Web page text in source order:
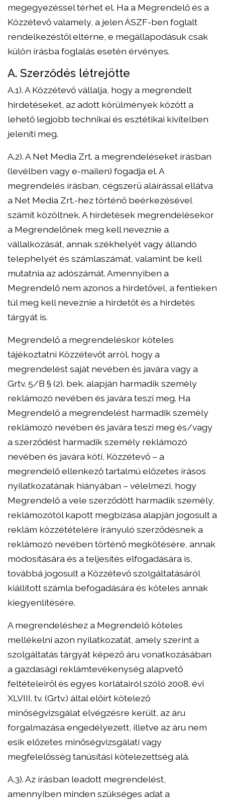
megegyezéssel térhet el. Ha a Megrendelő és a
Közzétevő valamely, a jelen ÁSZF-ben foglalt
rendelkezéstől eltérne, e megállapodásuk csak
külön írásba foglalás esetén érvényes.
A. Szerződés létrejötte
A.1). A Közzétevő vállalja, hogy a megrendelt
hirdetéseket, az adott körülmények között a
lehető legjobb technikai és esztétikai kivitelben
jeleníti meg.
A.2). A Net Media Zrt. a megrendeléseket írásban
(levélben vagy e-mailen) fogadja el. A
megrendelés írásban, cégszerű aláírással ellátva
a Net Media Zrt.-hez történő beérkezésével
számít közöltnek. A hirdetések megrendelésekor
a Megrendelőnek meg kell neveznie a
vállalkozását, annak székhelyét vagy állandó
telephelyét és számlaszámát, valamint be kell
mutatnia az adószámát. Amennyiben a
Megrendelő nem azonos a hirdetővel, a fentieken
túl meg kell neveznie a hirdetőt és a hirdetés
tárgyát is.
Megrendelő a megrendeléskor köteles
tájékoztatni Közzétevőt arról. hogy a
megrendelést saját nevében és javára vagy a
Grtv. 5/B § (2). bek. alapján harmadik személy
reklámozó nevében és javára teszi meg. Ha
Megrendelő a megrendelést harmadik személy
reklámozó nevében és javára teszi meg és/vagy
a szerződést harmadik személy reklámozó
nevében és javára köti, Közzétevő – a
megrendelő ellenkező tartalmú előzetes írásos
nyilatkozatának hiányában – vélelmezi, hogy
Megrendelő a vele szerződött harmadik személy,
reklámozótól kapott megbízása alapján jogosult a
reklám közzétételére irányuló szerződésnek a
reklámozó nevében történő megkötésére, annak
módosítására és a teljesítés elfogadására is,
továbbá jogosult a Közzétevő szolgáltatásáról
kiállított számla befogadására és köteles annak
kiegyenlítésére.
A megrendeléshez a Megrendelő köteles
mellékelni azon nyilatkozatát, amely szerint a
szolgáltatás tárgyát képező áru vonatkozásában
a gazdasági reklámtevékenység alapvető
feltételeiről és egyes korlátairól szóló 2008. évi
XLVIII. tv. (Grtv.) által előírt kötelező
minőségvizsgálat elvégzésre került, az áru
forgalmazása engedélyezett, illetve az áru nem
esik előzetes minőségvizsgálati vagy
megfelelősség tanúsítási kötelezettség alá.
A.3). Az írásban leadott megrendelést,
amennyiben minden szükséges adat a